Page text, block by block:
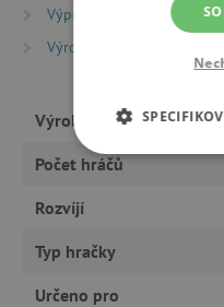
Výprodej %
Výrobci
Výrobce
Počet hráčů
Rozvíjí
Typ hračky
Určeno pro